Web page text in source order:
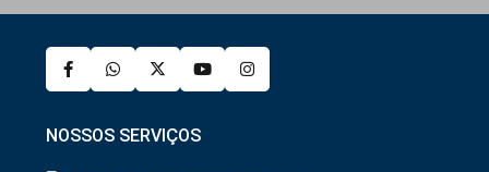
NOSSOS SERVIÇOS